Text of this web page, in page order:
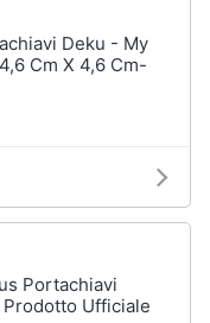
Deku - My
Cm X 4,6 Cm-
Portachiavi
Prodotto Ufficiale